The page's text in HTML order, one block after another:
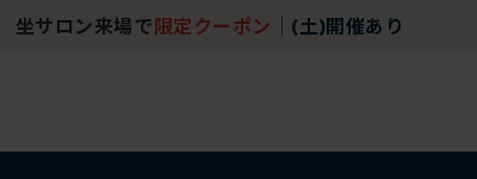
坐サロン来場で 限定クーポン (土)開催あり